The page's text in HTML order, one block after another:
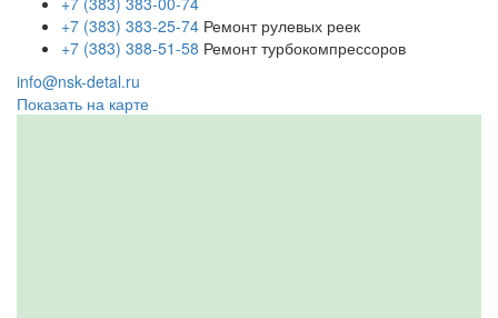
+7 (383) 383-25-74 Ремонт рулевых реек
+7 (383) 388-51-58 Ремонт турбокомпрессоров
info@nsk-detal.ru
Показать на карте